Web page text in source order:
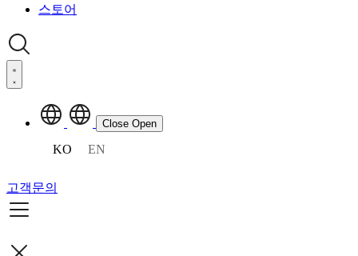
스토어
Close Open
KO EN
고객문의